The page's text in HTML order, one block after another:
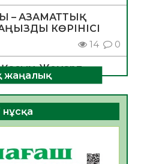
– АЗАМАТТЫҚ
КӨРІНІСІ
14 0
Қасым-Жомарт
құттықтауы
4 0
тәртіп» атты
жаңалық
нұсқа